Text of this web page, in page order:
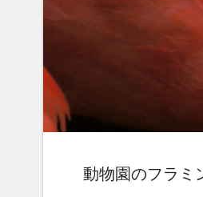
動物園のフラミ